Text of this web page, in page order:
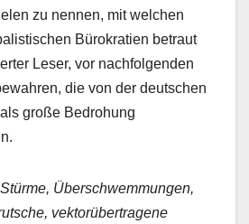
zu nennen, mit welchen
Bürokratien betraut
Leser, vor nachfolgenden
die von der deutschen
große Bedrohung
Überschwemmungen,
vektorübertragene